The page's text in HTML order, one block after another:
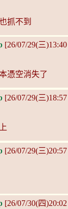
抓不到
[26/07/29(三
憑空消失了
[26/07/29(三
[26/07/29(三
[26/07/30(四